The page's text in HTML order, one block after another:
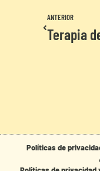
ANTERIOR
Políticas de